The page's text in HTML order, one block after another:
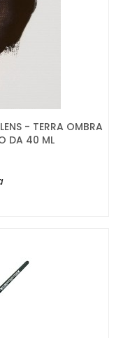
- TERRA OMBRA
DA 40 ML